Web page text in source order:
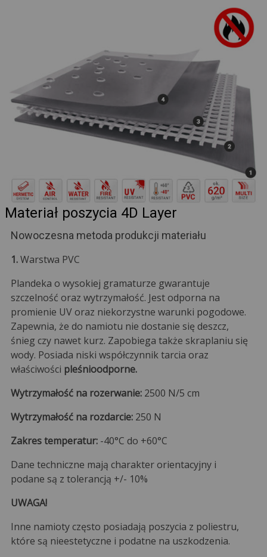
Materiał poszycia 4D Layer
Nowoczesna metoda produkcji materiału
1.Warstwa PVC
Plandeka o wysokiej gramaturze gwarantuje
szczelność oraz wytrzymałość. Jest odporna na
promienie UV oraz niekorzystne warunki pogodowe.
Zapewnia, że do namiotu nie dostanie się deszcz,
śnieg czy nawet kurz. Zapobiega także skraplaniu się
wody. Posiada niski współczynnik tarcia oraz
właściwości pleśnioodporne.
Wytrzymałość na rozerwanie: 2500 N/5 cm
Wytrzymałość na rozdarcie:250 N
Zakres temperatur:-40°C do +60°C
Dane techniczne mają charakter orientacyjny i
podane są z tolerancją +/- 10%
UWAGA!
Inne namioty często posiadają poszycia z poliestru,
które są nieestetyczne i podatne na uszkodzenia.